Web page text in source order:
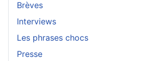
Brèves
Interviews
Les phrases chocs
Presse